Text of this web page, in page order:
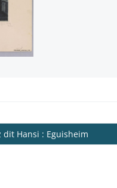
dit Hansi : Eguisheim